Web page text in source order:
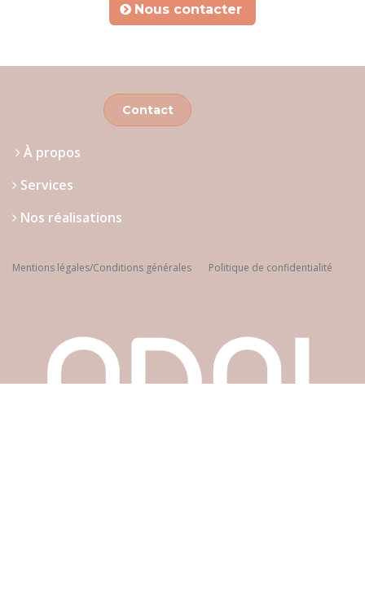
Nous contacter
À propos
Services
Nos réalisations
Mentions légales/Conditions générales Politique de confidenti​alité
Contact